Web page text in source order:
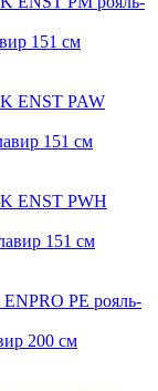
151 см
151 см
151 см
200 см